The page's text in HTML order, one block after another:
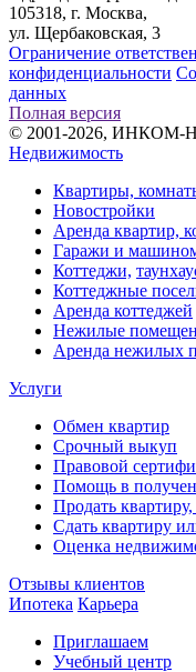
105318, г. Москва,
ул. Щербаковская, 3
Ограничение
конфиденциальности
данных
Полная версия
© 2001-2026, ИНКОМ-
Недвижимость
Квартиры,
Новостройки
Аренда квартир,
Гаражи и
Коттеджи,
Коттеджные
Аренда коттеджей
Нежилые
Аренда нежилых
Услуги
Обмен квартир
Срочный выкуп
Правовой
Помощь в
Продать
Сдать квартиру
Оценка
Отзывы клиентов
Ипотека Карьера
Приглашаем
Учебный центр